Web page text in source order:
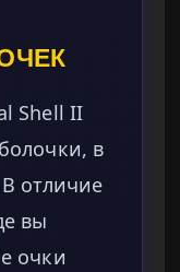
Shell II
в
отличие
вы
очки